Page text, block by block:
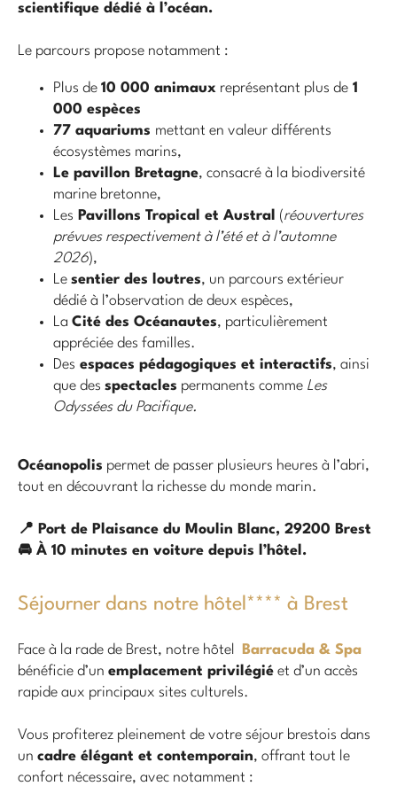
scientifique dédié à l’océan.
Le parcours propose notamment :
Plus de 10 000 animaux représentant plus de 1
000 espèces
77 aquariums mettant en valeur différents
écosystèmes marins,
Le pavillon Bretagne, consacré à la biodiversité
marine bretonne,
Les Pavillons Tropical et Austral (réouvertures
prévues respectivement à l’été et à l’automne
2026),
Le sentier des loutres, un parcours extérieur
dédié à l’observation de deux espèces,
La Cité des Océanautes, particulièrement
appréciée des familles.
Des espaces pédagogiques et interactifs, ainsi
que des spectacles permanents comme Les
Odyssées du Pacifique.
Océanopolis permet de passer plusieurs heures à l’abri,
tout en découvrant la richesse du monde marin.
📍 Port de Plaisance du Moulin Blanc, 29200 Brest
🚘 À 10 minutes en voiture depuis l’hôtel.
Séjourner dans notre hôtel**** à Brest
Face à la rade de Brest, notre hôtel
Barracuda & Spa
bénéficie d’un emplacement privilégié et d’un accès
rapide aux principaux sites culturels.
Vous profiterez pleinement de votre séjour brestois dans
un cadre élégant et contemporain, offrant tout le
confort nécessaire, avec notamment :